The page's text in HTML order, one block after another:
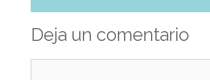
Deja un comentario